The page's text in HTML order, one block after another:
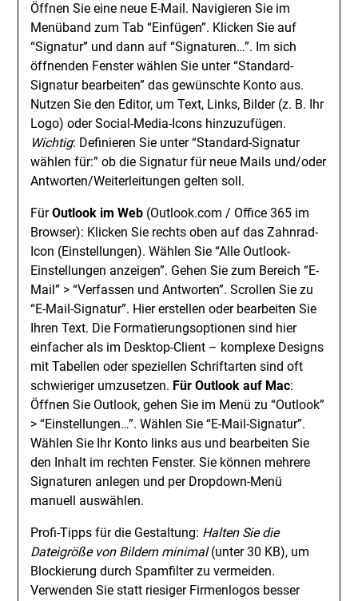
Öffnen Sie eine neue E-Mail. Navigieren Sie im
Menüband zum Tab “Einfügen”. Klicken Sie auf
“Signatur” und dann auf “Signaturen…”. Im sich
öffnenden Fenster wählen Sie unter “Standard-
Signatur bearbeiten” das gewünschte Konto aus.
Nutzen Sie den Editor, um Text, Links, Bilder (z. B. Ihr
Logo) oder Social-Media-Icons hinzuzufügen.
Wichtig: Definieren Sie unter “Standard-Signatur
wählen für:” ob die Signatur für neue Mails und/oder
Antworten/Weiterleitungen gelten soll.
FürOutlook im Web (Outlook.com / Office 365 im
Browser): Klicken Sie rechts oben auf das Zahnrad-
Icon (Einstellungen). Wählen Sie “Alle Outlook-
Einstellungen anzeigen”. Gehen Sie zum Bereich “E-
Mail” > “Verfassen und Antworten”. Scrollen Sie zu
“E-Mail-Signatur”. Hier erstellen oder bearbeiten Sie
Ihren Text. Die Formatierungsoptionen sind hier
einfacher als im Desktop-Client – komplexe Designs
mit Tabellen oder speziellen Schriftarten sind oft
schwieriger umzusetzen. Für Outlook auf Mac:
Öffnen Sie Outlook, gehen Sie im Menü zu “Outlook”
> “Einstellungen…”. Wählen Sie “E-Mail-Signatur”.
Wählen Sie Ihr Konto links aus und bearbeiten Sie
den Inhalt im rechten Fenster. Sie können mehrere
Signaturen anlegen und per Dropdown-Menü
manuell auswählen.
Profi-Tipps für die Gestaltung: Halten Sie die
Dateigröße von Bildern minimal(unter 30 KB), um
Blockierung durch Spamfilter zu vermeiden.
Verwenden Sie statt riesiger Firmenlogos besser